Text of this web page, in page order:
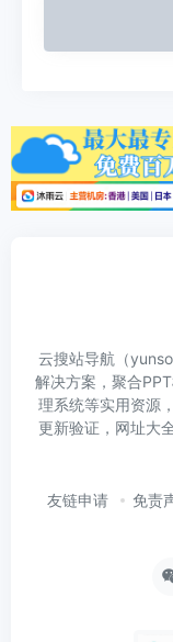
云搜站导航（
解决方案，聚合
理系统等实用资源
更新验证，网址大
友链申请 免责